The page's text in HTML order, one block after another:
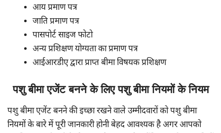
आय प्रमाण पत्र
जाति प्रमाण पत्र
पासपोर्ट साइज फोटो
अन्य प्रशिक्षण योग्यता का प्रमाण पत्र
आईआरडीए द्वारा प्राप्त बीमा विषयक प्रशिक्षण
पशु बीमा एजेंट बनने के लिए पशु बीमा नियमों के नियम
पशु बीमा एजेंट बनने की इच्छा रखने वाले उम्मीदवारों को पशु बीमा
नियमों के बारे में पूरी जानकारी होनी बेहद आवश्यक है अगर आपको